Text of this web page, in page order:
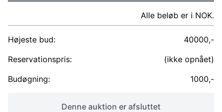
Alle beløb er i NOK.
Højeste bud:
40000,-
Reservationspris:
(ikke opnået)
Budøgning:
1000,-
Denne auktion er afsluttet